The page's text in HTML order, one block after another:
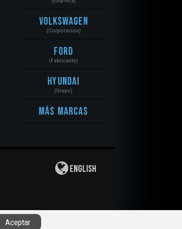
Volkswagen
(Corporación)
Ford
(Fabricante)
Hyundai
(Grupo)
Más Marcas
English
Derechos de Autor
Aceptar